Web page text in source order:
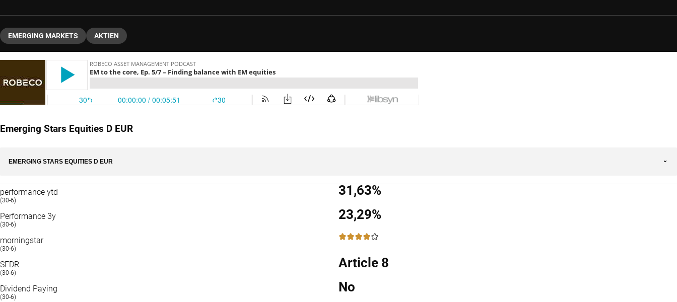
EMERGING MARKETS AKTIEN
Emerging Stars Equities D EUR
EMERGING STARS EQUITIES D EUR
performance ytd
(30-6)
31,63%
Performance 3y
(30-6)
23,29%
morningstar
(30-6)
4 / 5
SFDR
(30-6)
Article 8
Dividend Paying
(30-6)
No